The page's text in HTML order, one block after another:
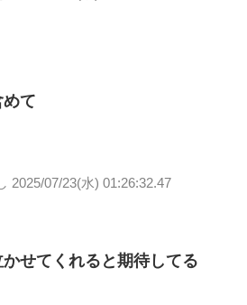
て
2025/07/23(水) 01:26:32.47
せてくれると期待してる